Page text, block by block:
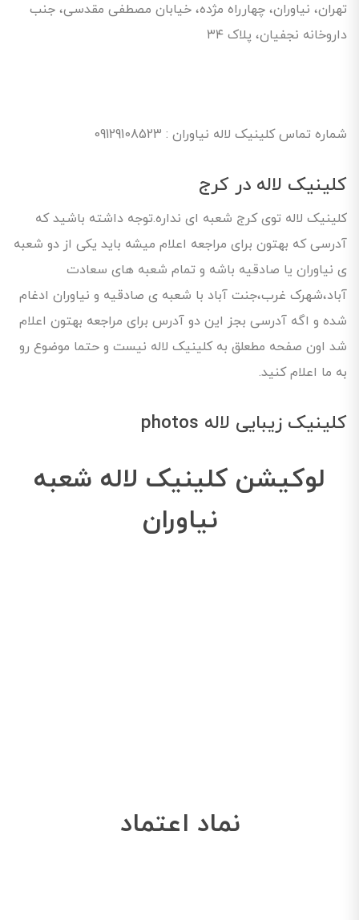
تهران، نیاوران، چهارراه مژده، خیابان مصطفی مقدسی، جنب
داروخانه نجفیان، پلاک ۳۴
شماره تماس کلینیک لاله نیاوران : 09129108523
کلینیک لاله در کرج
کلینیک لاله توی کرج شعبه ای نداره.توجه داشته باشید که
آدرسی که بهتون برای مراجعه اعلام میشه باید یکی از دو شعبه
ی نیاوران یا صادقیه باشه و تمام شعبه های سعادت
آباد،شهرک غرب،جنت آباد با شعبه ی صادقیه و نیاوران ادغام
شده و اگه آدرسی بجز این دو آدرس برای مراجعه بهتون اعلام
شد اون صفحه مطعلق به کلینیک لاله نیست و حتما موضوع رو
به ما اعلام کنید.
کلینیک زیبایی لاله photos
لوکیشن کلینیک لاله شعبه
نیاوران
نماد اعتماد